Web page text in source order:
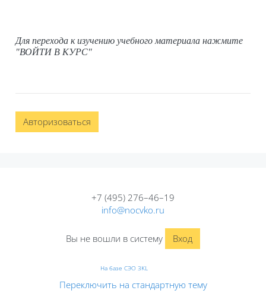
Для перехода к изучению учебного материала нажмите
"ВОЙТИ В КУРС"
Авторизоваться
+7 (495) 276–46–19
info@nocvko.ru
Вы не вошли в систему Вход
На базе СЭО 3KL
Переключить на стандартную тему